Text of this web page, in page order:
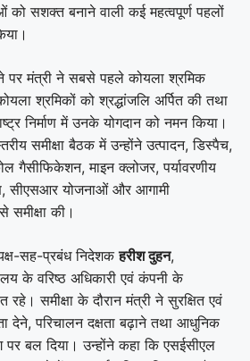
को सशक्त बनाने वाली कई महत्वपूर्ण पहलों
पर मंत्री ने सबसे पहले कोयला श्रमिक
श्रमिकों को श्रद्धांजलि अर्पित की तथा
निर्माण में उनके योगदान को नमन किया।
समीक्षा बैठक में उन्होंने उत्पादन, डिस्पैच,
गैसीफिकेशन, माइन क्लोजर, पर्यावरणीय
सीएसआर योजनाओं और आगामी
समीक्षा की।
सह-प्रबंध निदेशकहरीश दुहन,
के वरिष्ठ अधिकारी एवं कंपनी के
रहे। समीक्षा के दौरान मंत्री ने सुरक्षित एवं
देने, परिचालन दक्षता बढ़ाने तथा आधुनिक
बल दिया। उन्होंने कहा कि एसईसीएल